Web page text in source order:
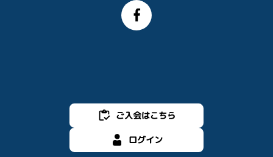
ご入会はこちら
ログイン